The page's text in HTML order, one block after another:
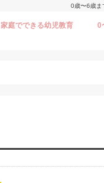
0歳〜6歳ま
家庭でできる幼児教育 0